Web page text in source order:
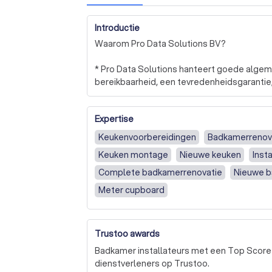
Introductie
Waarom Pro Data Solutions BV?
* Pro Data Solutions hanteert goede
bereikbaarheid, een
en kwaliteit voor uw geld!
* Wij maken gebruik van gecertificeerde/
certificeringen om veiligheid voor ons
electriciens in opdracht van ons enkel
keukenleverancieren waarbij wij alle
krijgen en uw garantie van uw nieuwe
onjuiste installaties die
zodoende weten wij hoe te werken volgens
* Binnen ons bedrijf hebben wij een vast
kunnen staan en miscommunicaties/
* We bieden als bedrijf een
Expertise
Keukenvoorbereidingen
Keuken montage
Nieuwe keuken
Complete badkamerrenovatie
Nieuwe
Meter cupboard
Trustoo awards
Badkamer installateurs met een Top
dienstverleners op Trustoo.